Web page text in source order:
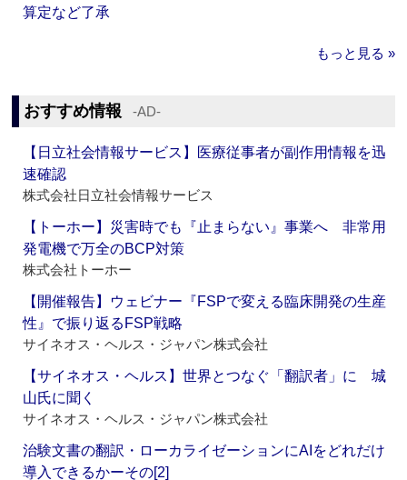
算定など了承
もっと見る »
おすすめ情報 ‐AD‐
【日立社会情報サービス】医療従事者が副作用情報を迅
速確認
株式会社日立社会情報サービス
【トーホー】災害時でも『止まらない』事業へ 非常用
発電機で万全のBCP対策
株式会社トーホー
【開催報告】ウェビナー『FSPで変える臨床開発の生産
性』で振り返るFSP戦略
サイネオス・ヘルス・ジャパン株式会社
【サイネオス・ヘルス】世界とつなぐ「翻訳者」に 城
山氏に聞く
サイネオス・ヘルス・ジャパン株式会社
治験文書の翻訳・ローカライゼーションにAIをどれだけ
導入できるかーその[2]